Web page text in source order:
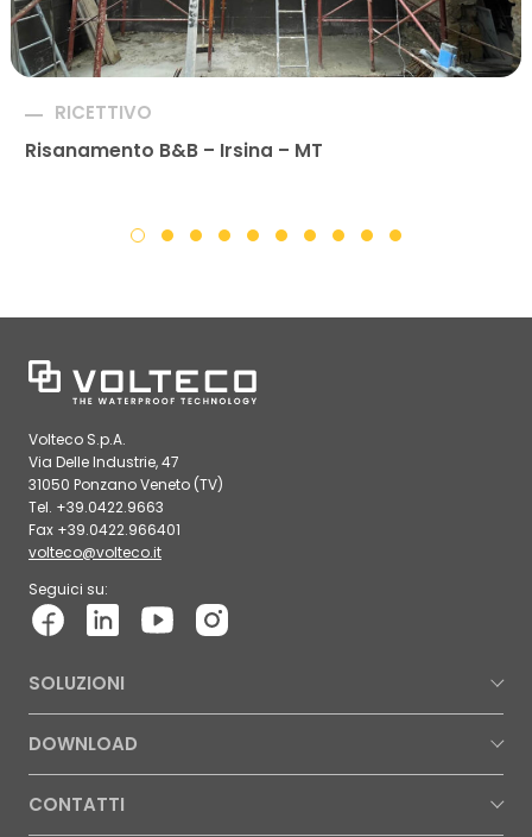
RICETTIVO
Risanamento B&B – Irsina – MT
Volteco S.p.A.
Via Delle Industrie, 47
31050 Ponzano Veneto (TV)
Tel. +39.0422.9663
Fax +39.0422.966401
volteco@volteco.it
Seguici su:
SOLUZIONI
DOWNLOAD
CONTATTI